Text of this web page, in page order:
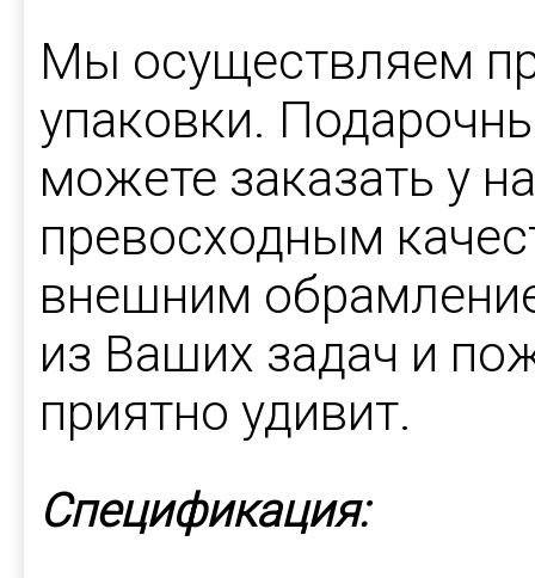
Мы осуществляем
упаковки.
можете заказать у
превосходным
внешним
из Ваших задач и
приятно удивит.
Спецификация: